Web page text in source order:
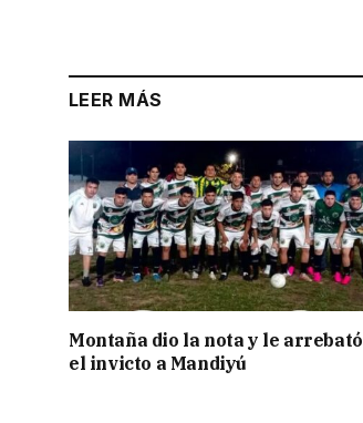
LEER MÁS
Montaña dio la nota y le arrebató
el invicto a Mandiyú